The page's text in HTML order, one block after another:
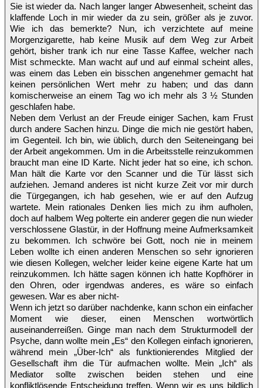
Sie ist wieder da. Nach langer langer Abwesenheit, scheint das
klaffende Loch in mir wieder da zu sein, größer als je zuvor.
Wie ich das bemerkte? Nun, ich verzichtete auf meine
Morgenzigarette, hab keine Musik auf dem Weg zur Arbeit
gehört, bisher trank ich nur eine Tasse Kaffee, welcher nach
Mist schmeckte. Man wacht auf und auf einmal scheint alles,
was einem das Leben ein bisschen angenehmer gemacht hat
keinen persönlichen Wert mehr zu haben; und das dann
komischerweise an einem Tag wo ich mehr als 3 ½ Stunden
geschlafen habe.
Neben dem Verlust an der Freude einiger Sachen, kam Frust
durch andere Sachen hinzu. Dinge die mich nie gestört haben,
im Gegenteil. Ich bin, wie üblich, durch den Seiteneingang bei
der Arbeit angekommen. Um in die Arbeitsstelle reinzukommen
braucht man eine ID Karte. Nicht jeder hat so eine, ich schon.
Man hält die Karte vor den Scanner und die Tür lässt sich
aufziehen. Jemand anderes ist nicht kurze Zeit vor mir durch
die Türgegangen, ich hab gesehen, wie er auf den Aufzug
wartete. Mein rationales Denken lies mich zu ihm aufholen,
doch auf halbem Weg polterte ein anderer gegen die nun wieder
verschlossene Glastür, in der Hoffnung meine Aufmerksamkeit
zu bekommen. Ich schwöre bei Gott, noch nie in meinem
Leben wollte ich einen anderen Menschen so sehr ignorieren
wie diesen Kollegen, welcher leider keine eigene Karte hat um
reinzukommen. Ich hätte sagen können ich hatte Kopfhörer in
den Ohren, oder irgendwas anderes, es wäre so einfach
gewesen. War es aber nicht-
Wenn ich jetzt so darüber nachdenke, kann schon ein einfacher
Moment wie dieser, einen Menschen wortwörtlich
auseinanderreißen. Ginge man nach dem Strukturmodell der
Psyche, dann wollte mein „Es“ den Kollegen einfach ignorieren,
während mein „Über-Ich“ als funktionierendes Mitglied der
Gesellschaft ihm die Tür aufmachen wollte. Mein „Ich“ als
Mediator sollte zwischen beiden stehen und eine
konfliktlösende Entscheidung treffen. Wenn wir es uns bildlich